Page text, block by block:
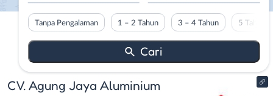
Tanpa Pengalaman 1 – 2 Tahun 3 – 4 Tahun 5 Tahun
CV. Agung Jaya Aluminium